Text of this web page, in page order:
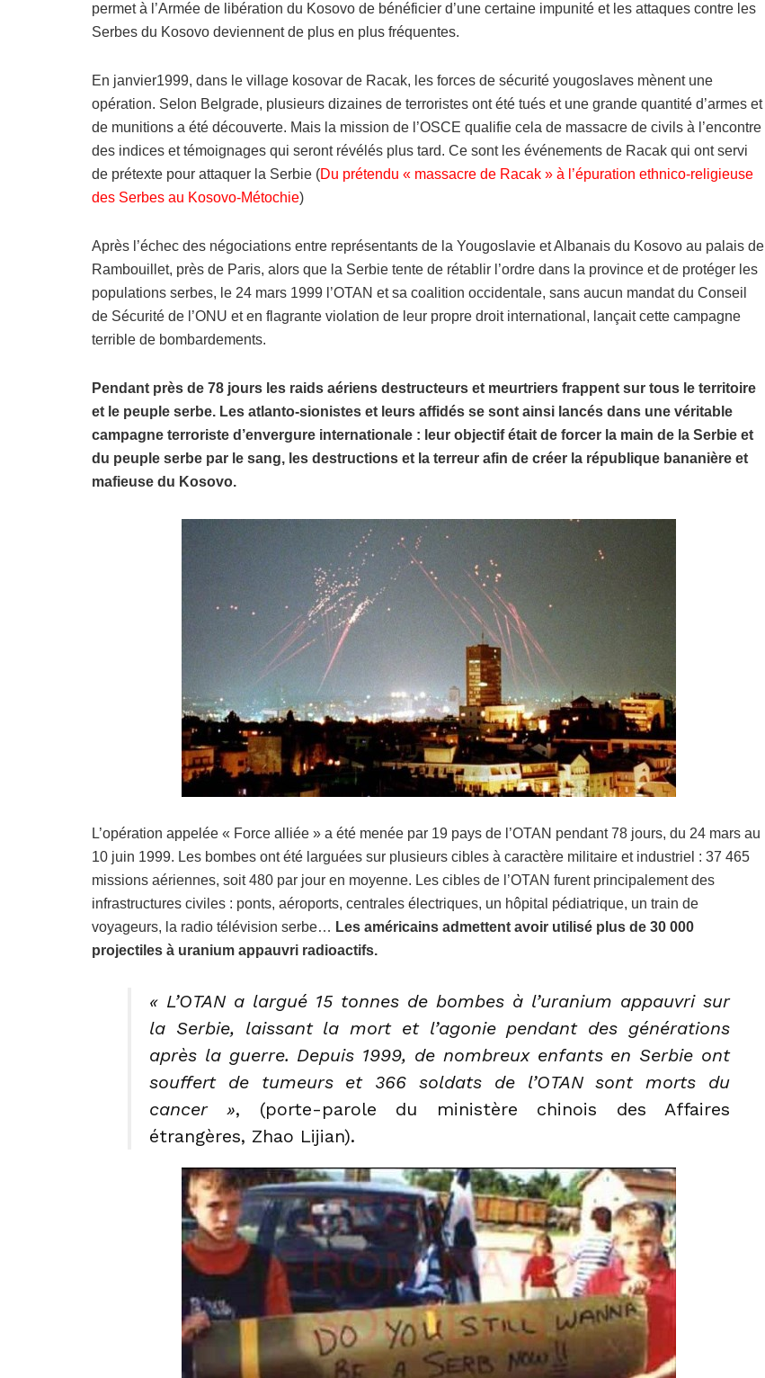
permet à l’Armée de libération du Kosovo de bénéficier d’une certaine impunité et les attaques contre les
Serbes du Kosovo deviennent de plus en plus fréquentes.
En janvier1999, dans le village kosovar de Racak, les forces de sécurité yougoslaves mènent une
opération. Selon Belgrade, plusieurs dizaines de terroristes ont été tués et une grande quantité d’armes et
de munitions a été découverte. Mais la mission de l’OSCE qualifie cela de massacre de civils à l’encontre
des indices et témoignages qui seront révélés plus tard. Ce sont les événements de Racak qui ont servi
de prétexte pour attaquer la Serbie (Du prétendu « massacre de Racak » à l’épuration ethnico-religieuse
des Serbes au Kosovo-Métochie)
Après l’échec des négociations entre représentants de la Yougoslavie et Albanais du Kosovo au palais de
Rambouillet, près de Paris, alors que la Serbie tente de rétablir l’ordre dans la province et de protéger les
populations serbes, le 24 mars 1999 l’OTAN et sa coalition occidentale, sans aucun mandat du Conseil
de Sécurité de l’ONU et en flagrante violation de leur propre droit international, lançait cette campagne
terrible de bombardements.
Pendant près de 78 jours les raids aériens destructeurs et meurtriers frappent sur tous le territoire
et le peuple serbe. Les atlanto-sionistes et leurs affidés se sont ainsi lancés dans une véritable
campagne terroriste d’envergure internationale : leur objectif était de forcer la main de la Serbie et
du peuple serbe par le sang, les destructions et la terreur afin de créer la république bananière et
mafieuse du Kosovo.
L’opération appelée « Force alliée » a été menée par 19 pays de l’OTAN pendant 78 jours, du 24 mars au
10 juin 1999. Les bombes ont été larguées sur plusieurs cibles à caractère militaire et industriel : 37 465
missions aériennes, soit 480 par jour en moyenne. Les cibles de l’OTAN furent principalement des
infrastructures civiles : ponts, aéroports, centrales électriques, un hôpital pédiatrique, un train de
voyageurs, la radio télévision serbe… Les américains admettent avoir utilisé plus de 30 000
projectiles à uranium appauvri radioactifs.
« L’OTAN a largué 15 tonnes de bombes à l’uranium appauvri sur
la Serbie, laissant la mort et l’agonie pendant des générations
après la guerre. Depuis 1999, de nombreux enfants en Serbie ont
souffert de tumeurs et 366 soldats de l’OTAN sont morts du
cancer », (porte-parole du ministère chinois des Affaires
étrangères, Zhao Lijian).